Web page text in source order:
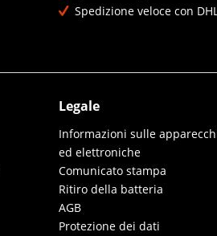
Spedizione veloce con
Legale
Informazioni sulle
ed elettroniche
Comunicato stampa
Ritiro della batteria
AGB
Protezione dei dati